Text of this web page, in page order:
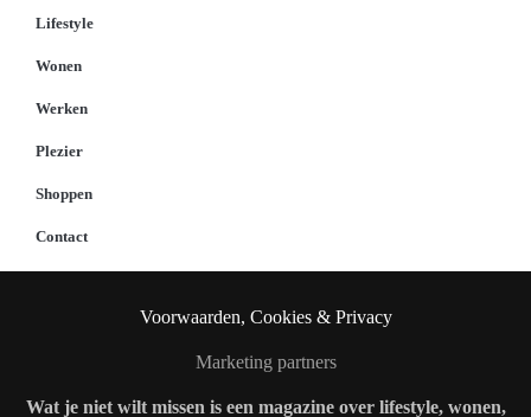
Lifestyle
Wonen
Werken
Plezier
Shoppen
Contact
Voorwaarden, Cookies & Privacy
Marketing partners
Wat je niet wilt missen is een magazine over lifestyle, wonen,